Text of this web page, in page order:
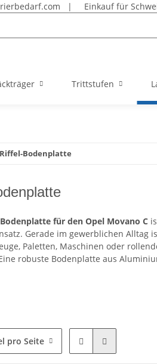
| Einkauf für
Trittstufen
Bodenplatte
für den Opel Movano C
Gerade im gewerblichen
Paletten, Maschinen oder
robuste Bodenplatte aus
pro Seite